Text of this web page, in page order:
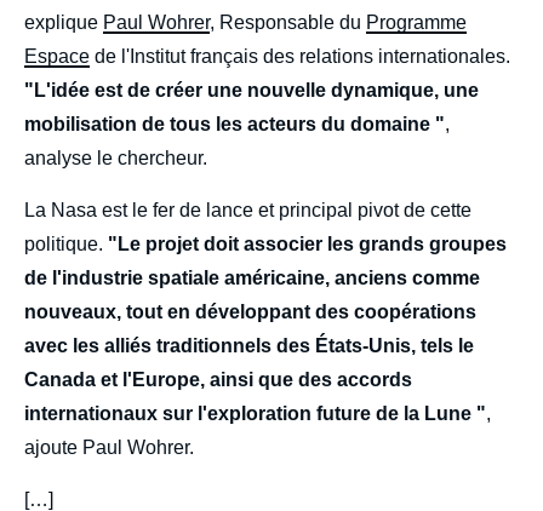
explique Paul Wohrer, Responsable du Programme
Espace de l'Institut français des relations internationales.
"L'idée est de créer une nouvelle dynamique, une
mobilisation de tous les acteurs du domaine ",
analyse le chercheur.
La Nasa est le fer de lance et principal pivot de cette
politique. "Le projet doit associer les grands groupes
de l'industrie spatiale américaine, anciens comme
nouveaux, tout en développant des coopérations
avec les alliés traditionnels des États-Unis, tels le
Canada et l'Europe, ainsi que des accords
internationaux sur l'exploration future de la Lune ",
ajoute Paul Wohrer.
[…]